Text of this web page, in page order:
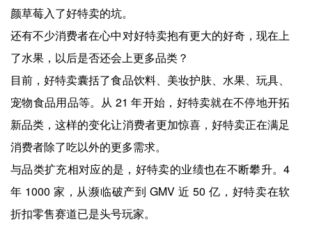
颜草莓入了好特卖的坑。
还有不少消费者在心中对好特卖抱有更大的好奇，现在上
了水果，以后是否还会上更多品类？
目前，好特卖囊括了食品饮料、美妆护肤、水果、玩具、
宠物食品用品等。从 21 年开始，好特卖就在不停地开拓
新品类，这样的变化让消费者更加惊喜，好特卖正在满足
消费者除了吃以外的更多需求。
与品类扩充相对应的是，好特卖的业绩也在不断攀升。4
年 1000 家，从濒临破产到 GMV 近 50 亿，好特卖在软
折扣零售赛道已是头号玩家。